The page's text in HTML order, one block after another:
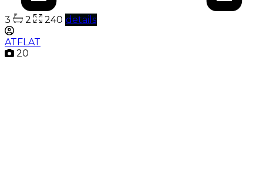
3 2 240 details
ATFLAT
20